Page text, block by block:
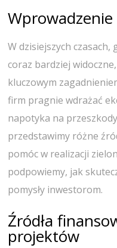
Wprowadzenie
W dzisiejszych
coraz bardziej
kluczowym
firm pragnie wdrażać
napotyka na
przedstawimy różne
pomóc w realizacji
podpowiemy, jak
pomysły inwestorom.
Źródła
projektów